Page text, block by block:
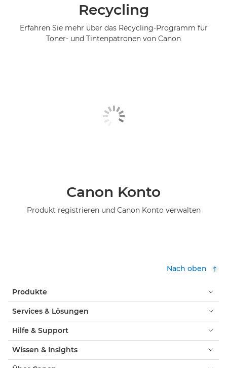
Recycling
Erfahren Sie mehr über das Recycling-Programm für
Toner- und Tintenpatronen von Canon
Canon Konto
Produkt registrieren und Canon Konto verwalten
Nach oben
Produkte
Services & Lösungen
Hilfe & Support
Wissen & Insights